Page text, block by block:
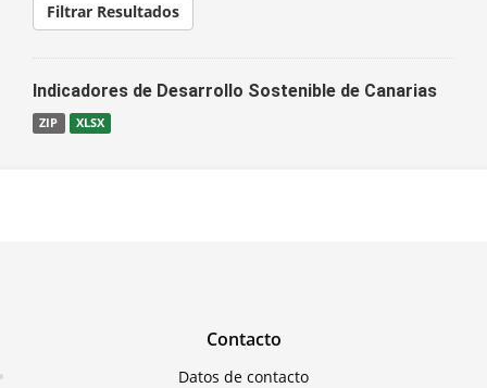
Filtrar Resultados
Indicadores de Desarrollo Sostenible de Canarias
ZIP XLSX
Contacto
Datos de contacto